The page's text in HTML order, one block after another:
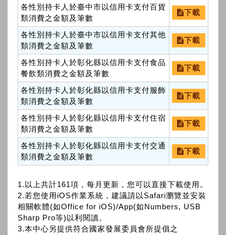
各性別持卡人於臺中市以信用卡支付百貨
類消費之金額及筆數
下載
各性別持卡人於臺中市以信用卡支付其他
類消費之金額及筆數
下載
各性別持卡人於彰化縣以信用卡支付食品
餐飲類消費之金額及筆數
下載
各性別持卡人於彰化縣以信用卡支付服飾
類消費之金額及筆數
下載
各性別持卡人於彰化縣以信用卡支付住宿
類消費之金額及筆數
下載
各性別持卡人於彰化縣以信用卡支付交通
類消費之金額及筆數
下載
1.以上共計161項，每月更新，您可以直接下載使用。
2.若您使用iOS作業系統，建議請以Safari瀏覽並安裝
相關軟體(如Office for iOS)/App(如Numbers, USB
Sharp Pro等)以利閱讀。
3.本中心另提供符合國家發展委員會所提倡之